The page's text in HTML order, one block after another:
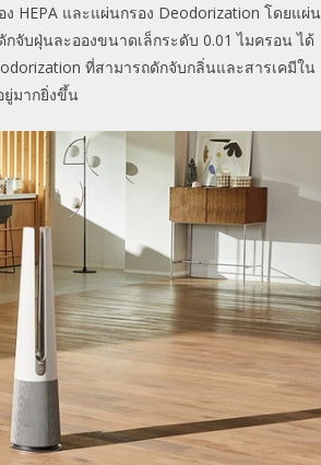
ง HEPA และแผ่นกรอง Deodorization โดยแผ่น
กจับฝุ่นละอองขนาดเล็กระดับ 0.01ไมครอน ได้
ที่สามารถดักจับกลิ่นและสารเคมีใน
มากยิ่งขึ้น